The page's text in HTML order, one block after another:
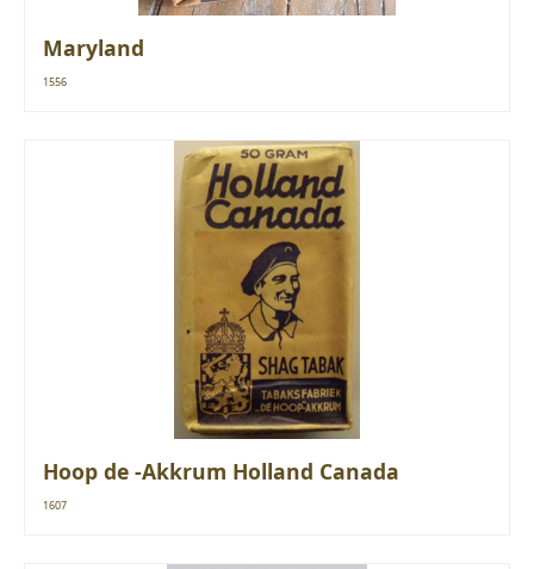
Maryland
1556
Hoop de -Akkrum Holland Canada
1607